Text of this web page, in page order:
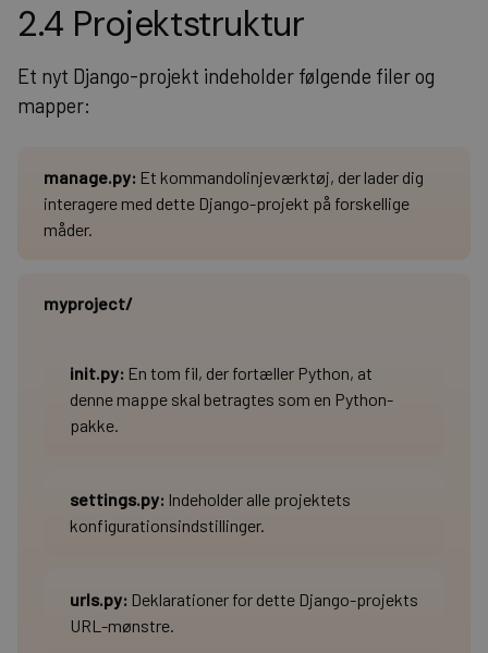
2.4 Projektstruktur
Et nyt Django-projekt indeholder følgende filer og
mapper:
manage.py: Et kommandolinjeværktøj, der lader dig
interagere med dette Django-projekt på forskellige
måder.
myproject/
init.py: En tom fil, der fortæller Python, at
denne mappe skal betragtes som en Python-
pakke.
settings.py: Indeholder alle projektets
konfigurationsindstillinger.
urls.py: Deklarationer for dette Django-projekts
URL-mønstre.